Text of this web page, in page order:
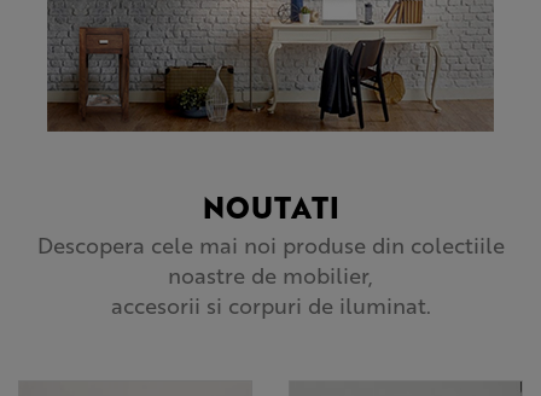
NOUTATI
Descopera cele mai noi produse din colectiile
noastre de mobilier,
accesorii si corpuri de iluminat.